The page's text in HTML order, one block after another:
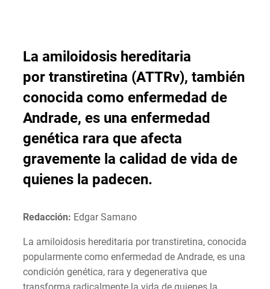
La amiloidosis hereditaria
por transtiretina (ATTRv), también
conocida como enfermedad de
Andrade, es una enfermedad
genética rara que afecta
gravemente la calidad de vida de
quienes la padecen.
Redacción: EdgarSamano
La amiloidosis hereditaria por transtiretina, conocida
popularmente como enfermedad de Andrade, es una
condición genética, rara y degenerativa que